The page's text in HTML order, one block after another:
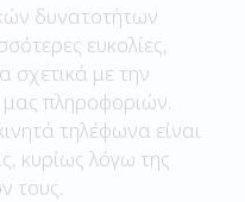
δυνατοτήτων
ευκολίες,
σχετικά με την
πληροφοριών.
τηλέφωνα είναι
κυρίως λόγω της
τους.